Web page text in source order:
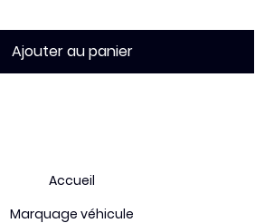
Ajouter au panier
Accueil
Marquage véhicule